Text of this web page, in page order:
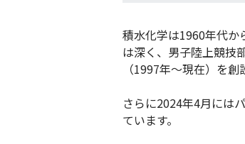
積水化学は1960年代か
は深く、男子陸上競技
（1997年～現在）を
さらに2024年4月には
ています。